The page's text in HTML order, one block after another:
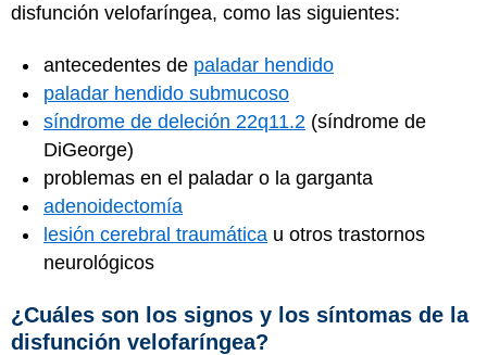
disfunción velofaríngea, como las siguientes:
antecedentes de paladar hendido
paladar hendido submucoso
síndrome de deleción 22q11.2 (síndrome de
DiGeorge)
problemas en el paladar o la garganta
adenoidectomía
lesión cerebral traumática u otros trastornos
neurológicos
¿Cuáles son los signos y los síntomas de la
disfunción velofaríngea?